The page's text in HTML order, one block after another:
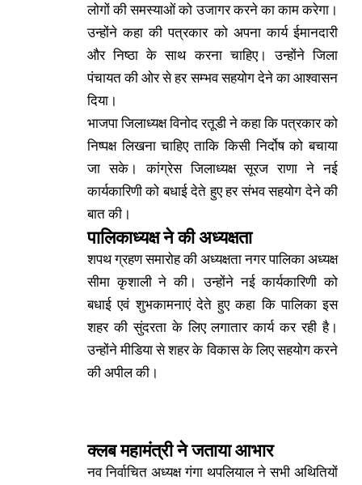
लोगों की समस्याओं को उजागर करने का काम करेगा।
उन्होंने कहा की पत्रकार को अपना कार्य ईमानदारी
और निष्ठा के साथ करना चाहिए। उन्होंने जिला
पंचायत की ओर से हर सम्भव सहयोग देने का आश्वासन
दिया।
भाजपा जिलाध्यक्ष विनोद रतूडी ने कहा कि पत्रकार को
निष्पक्ष लिखना चाहिए ताकि किसी निर्दोष को बचाया
जा सके। कांग्रेस जिलाध्यक्ष सूरज राणा ने नई
कार्यकारिणी को बधाई देते हुए हर संभव सहयोग देने की
बात की।
पालिकाध्यक्ष ने की अध्यक्षता
शपथ ग्रहण समारोह की अध्यक्षता नगर पालिका अध्यक्ष
सीमा कृशाली ने की। उन्होंने नई कार्यकारिणी को
बधाई एवं शुभकामनाएं देते हुए कहा कि पालिका इस
शहर की सुंदरता के लिए लगातार कार्य कर रही है।
उन्होंने मीडिया से शहर के विकास के लिए सहयोग करने
की अपील की।
क्लब महामंत्री ने जताया आभार
नव निर्वाचित अध्यक्ष गंगा थपलियाल ने सभी अथितियों